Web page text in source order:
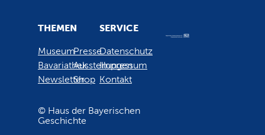
THEMEN
Museum
Bavariathek
Newsletter
Presse
Ausstellungen
Shop
SERVICE
Datenschutz
Impressum
Kontakt
© Haus der Bayerischen
Geschichte